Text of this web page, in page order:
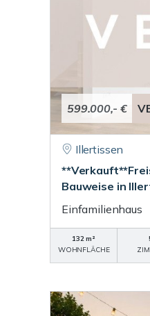
599.000,- €
Illertissen
Bauweise in
Einfamilienhaus
132 m²
WOHNFLÄCHE